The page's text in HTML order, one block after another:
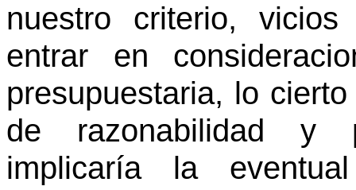
nuestro criterio,
entrar en
presupuestaria, lo
de razonabilidad y
implicaría la